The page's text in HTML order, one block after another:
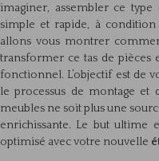
imaginer, assembler ce
simple et rapide, à condition
allons vous montrer
transformer ce tas de pièces
fonctionnel. L’objectif est de
le processus de montage et
meubles ne soit plus une
enrichissante. Le but ultime
optimisé avec votre nouvelle